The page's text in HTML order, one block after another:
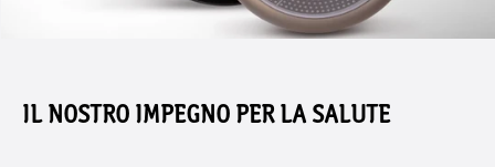
IL NOSTRO IMPEGNO PER LA SALUTE